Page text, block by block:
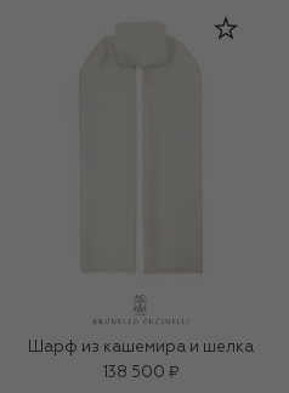
Шарф из кашемира и шелка
138 500 ₽